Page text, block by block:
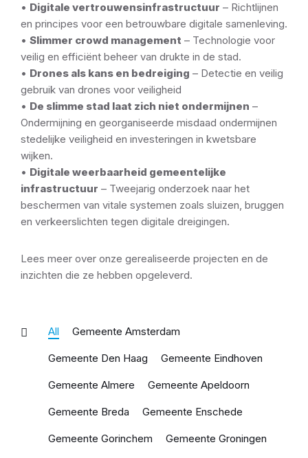
• Digitale vertrouwensinfrastructuur – Richtlijnen
en principes voor een betrouwbare digitale samenleving.
• Slimmer crowd management – Technologie voor
veilig en efficiënt beheer van drukte in de stad.
• Drones als kans en bedreiging – Detectie en veilig
gebruik van drones voor veiligheid
• De slimme stad laat zich niet ondermijnen –
Ondermijning en georganiseerde misdaad ondermijnen
stedelijke veiligheid en investeringen in kwetsbare
wijken.
• Digitale weerbaarheid gemeentelijke
infrastructuur – Tweejarig onderzoek naar het
beschermen van vitale systemen zoals sluizen, bruggen
en verkeerslichten tegen digitale dreigingen.
Lees meer over onze gerealiseerde projecten en de
inzichten die ze hebben opgeleverd.
All Gemeente Amsterdam
Gemeente Den Haag Gemeente Eindhoven
Gemeente Almere Gemeente Apeldoorn
Gemeente Breda Gemeente Enschede
Gemeente Gorinchem Gemeente Groningen